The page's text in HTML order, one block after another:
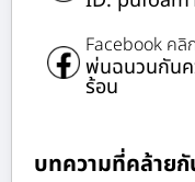
Facebook คลิก
พ่นฉนวนกันค
ร้อน
บทความที่คล้าย